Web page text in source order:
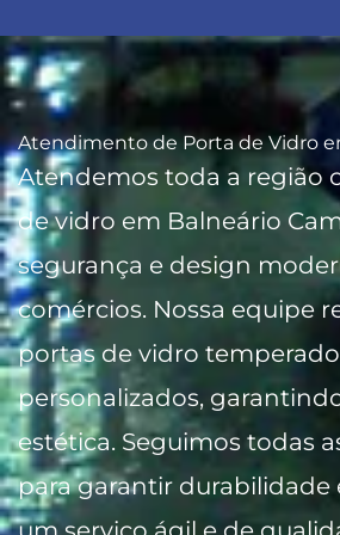
Atendimento de Porta de Vidro
Atendemos toda a região
de vidro em Balneário
segurança e design
comércios. Nossa equipe
portas de vidro
personalizados,
estética. Seguimos todas
para garantir durabilidade